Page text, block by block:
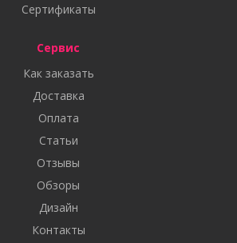
Сертификаты
Сервис
Как заказать
Доставка
Оплата
Статьи
Отзывы
Обзоры
Дизайн
Контакты